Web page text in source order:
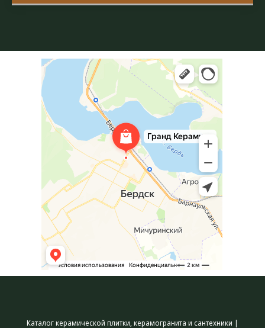
Каталог керамической плитки, керамогранита и сантехники |